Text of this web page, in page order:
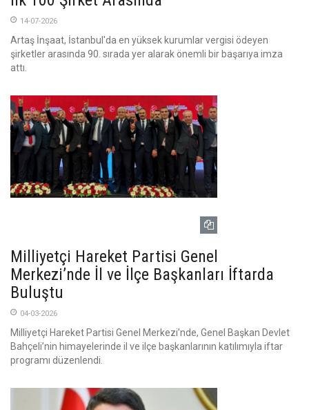
14-07-2026
Artaş İnşaat, İstanbul'da en yüksek kurumlar vergisi ödeyen
şirketler arasında 90. sırada yer alarak önemli bir başarıya imza
attı.
Milliyetçi Hareket Partisi Genel
Merkezi’nde İl ve İlçe Başkanları İftarda
Buluştu
04-03-2026
Milliyetçi Hareket Partisi Genel Merkezi’nde, Genel Başkan Devlet
Bahçeli’nin himayelerinde il ve ilçe başkanlarının katılımıyla iftar
programı düzenlendi.